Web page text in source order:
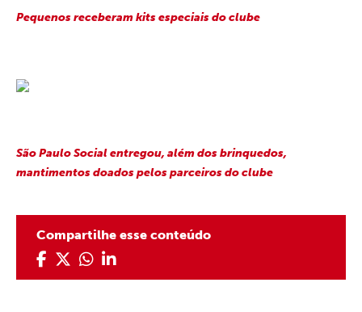
Pequenos receberam kits especiais do clube
São Paulo Social entregou, além dos brinquedos,
mantimentos doados pelos parceiros do clube
Compartilhe esse conteúdo